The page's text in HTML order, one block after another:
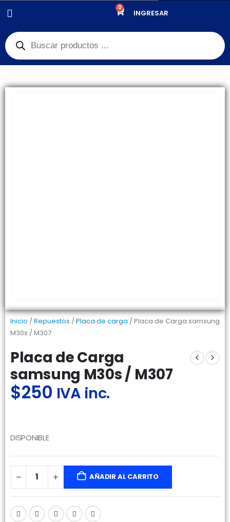
0
INGRESAR
PLACA DE CARGA
Inicio /Repuestos /Placa de carga / Placa de Carga samsung
M30s / M307
Placa de Carga
samsung M30s / M307
$250 IVA inc.
DISPONIBLE
AÑADIR AL CARRITO